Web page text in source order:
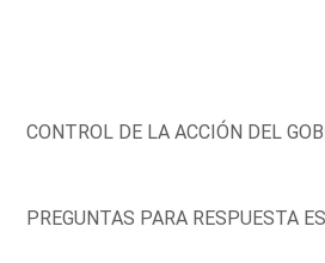
CONTROL DE LA ACCIÓN DEL
PREGUNTAS PARA RESPUESTA